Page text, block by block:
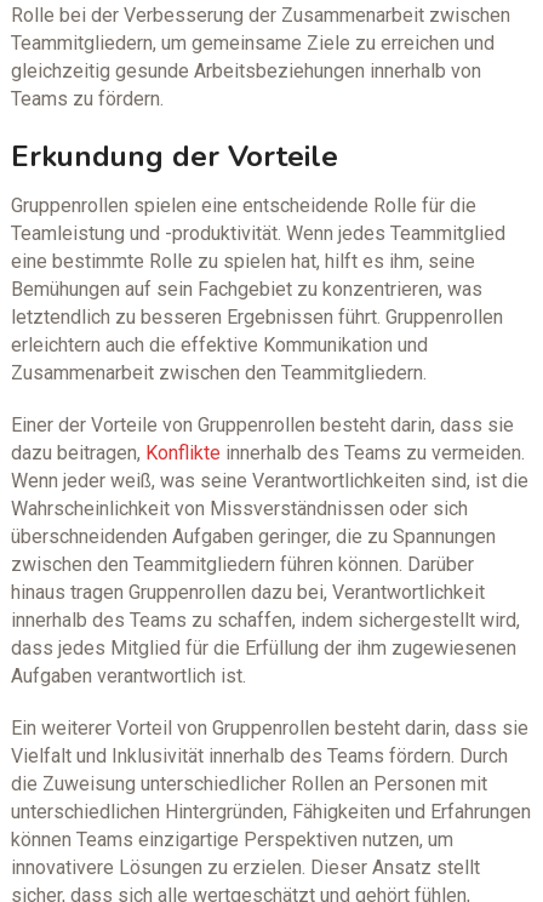
Rolle bei der Verbesserung der Zusammenarbeit zwischen
Teammitgliedern, um gemeinsame Ziele zu erreichen und
gleichzeitig gesunde Arbeitsbeziehungen innerhalb von
Teams zu fördern.
Erkundung der Vorteile
Gruppenrollen spielen eine entscheidende Rolle für die
Teamleistung und -produktivität. Wenn jedes Teammitglied
eine bestimmte Rolle zu spielen hat, hilft es ihm, seine
Bemühungen auf sein Fachgebiet zu konzentrieren, was
letztendlich zu besseren Ergebnissen führt. Gruppenrollen
erleichtern auch die effektive Kommunikation und
Zusammenarbeit zwischen den Teammitgliedern.
Einer der Vorteile von Gruppenrollen besteht darin, dass sie
dazu beitragen, Konflikte innerhalb des Teams zu vermeiden.
Wenn jeder weiß, was seine Verantwortlichkeiten sind, ist die
Wahrscheinlichkeit von Missverständnissen oder sich
überschneidenden Aufgaben geringer, die zu Spannungen
zwischen den Teammitgliedern führen können. Darüber
hinaus tragen Gruppenrollen dazu bei, Verantwortlichkeit
innerhalb des Teams zu schaffen, indem sichergestellt wird,
dass jedes Mitglied für die Erfüllung der ihm zugewiesenen
Aufgaben verantwortlich ist.
Ein weiterer Vorteil von Gruppenrollen besteht darin, dass sie
Vielfalt und Inklusivität innerhalb des Teams fördern. Durch
die Zuweisung unterschiedlicher Rollen an Personen mit
unterschiedlichen Hintergründen, Fähigkeiten und Erfahrungen
können Teams einzigartige Perspektiven nutzen, um
innovativere Lösungen zu erzielen. Dieser Ansatz stellt
sicher, dass sich alle wertgeschätzt und gehört fühlen,